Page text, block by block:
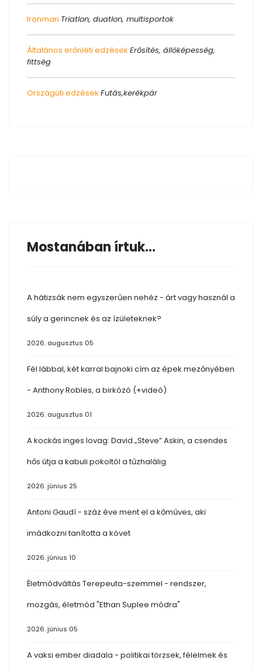
Ironman Triatlon, duatlon, multisportok
Általános erőnléti edzések Erősítés, állóképesség,
fittség
Országúti edzések Futás,kerékpár
Mostanában írtuk...
A hátizsák nem egyszerűen nehéz - árt vagy használ a
súly a gerincnek és az ízületeknek?
2026. augusztus 05
Fél lábbal, két karral bajnoki cím az épek mezőnyében
- Anthony Robles, a birkózó (+videó)
2026. augusztus 01
A kockás inges lovag: David „Steve” Askin, a csendes
hős útja a kabuli pokoltól a tűzhalálig
2026. június 25
Antoni Gaudí - száz éve ment el a kőműves, aki
imádkozni tanította a követ
2026. június 10
Életmódváltás Terepeuta-szemmel - rendszer,
mozgás, életmód "Ethan Suplee módra"
2026. június 05
A vaksi ember diadala - politikai törzsek, félelmek és